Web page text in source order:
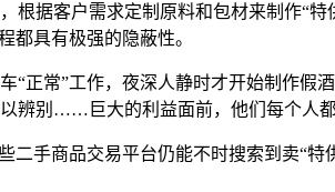
据客户需求定制原料和包材来制作“
都具有极强的隐蔽性。
正常”工作，夜深人静时才开始制作
辨别……巨大的利益面前，他们每个人
手商品交易平台仍能不时搜索到卖“